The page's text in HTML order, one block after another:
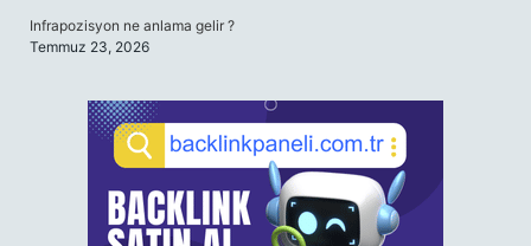
Infrapozisyon ne anlama gelir ?
Temmuz 23, 2026